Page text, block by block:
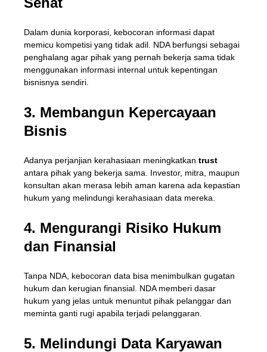
Dalam dunia korporasi, kebocoran informasi dapat
memicu kompetisi yang tidak adil. NDA berfungsi sebagai
penghalang agar pihak yang pernah bekerja sama tidak
menggunakan informasi internal untuk kepentingan
bisnisnya sendiri.
3. Membangun Kepercayaan
Bisnis
Adanya perjanjian kerahasiaan meningkatkan trust
antara pihak yang bekerja sama. Investor, mitra, maupun
konsultan akan merasa lebih aman karena ada kepastian
hukum yang melindungi kerahasiaan data mereka.
4. Mengurangi Risiko Hukum
dan Finansial
Tanpa NDA, kebocoran data bisa menimbulkan gugatan
hukum dan kerugian finansial. NDA memberi dasar
hukum yang jelas untuk menuntut pihak pelanggar dan
meminta ganti rugi apabila terjadi pelanggaran.
5. Melindungi Data Karyawan